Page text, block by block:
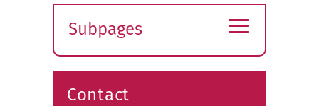
Subpages
submenu
≡
Contact